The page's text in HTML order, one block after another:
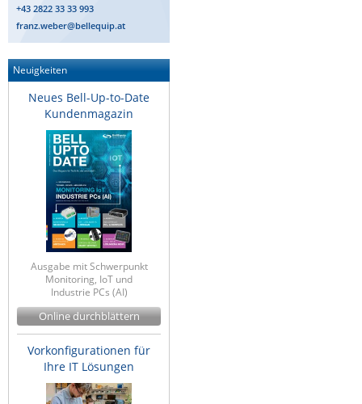
+43 2822 33 33 993
franz.weber@bellequip.at
Neuigkeiten
Neues Bell-Up-to-Date
Kundenmagazin
Ausgabe mit Schwerpunkt
Monitoring, IoT und
Industrie PCs (AI)
Online durchblättern
Vorkonfigurationen für
Ihre IT Lösungen